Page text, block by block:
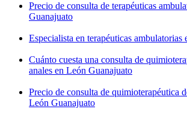
Precio de consulta de terapéuticas
Guanajuato
Especialista en terapéuticas
Cuánto cuesta una consulta de
anales en León Guanajuato
Precio de consulta de quimioterapéutica
León Guanajuato